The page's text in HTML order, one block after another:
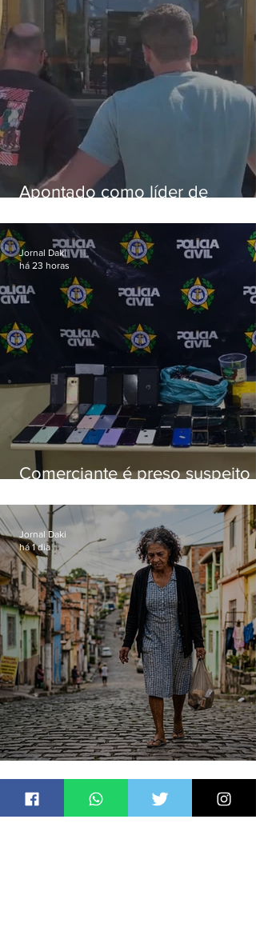
Apontado como líder de
aposentados é preso
Comerciante é preso suspeito
loja
Jornal Daki
há 23 horas
Jornal Daki
há 1 dia
Jornal Daki